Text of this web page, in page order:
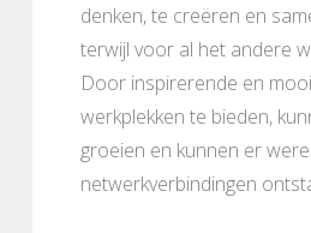
denken, te creëren en
terwijl voor al het andere
Door inspirerende en
werkplekken te bieden,
groeien en kunnen er
netwerkverbindingen